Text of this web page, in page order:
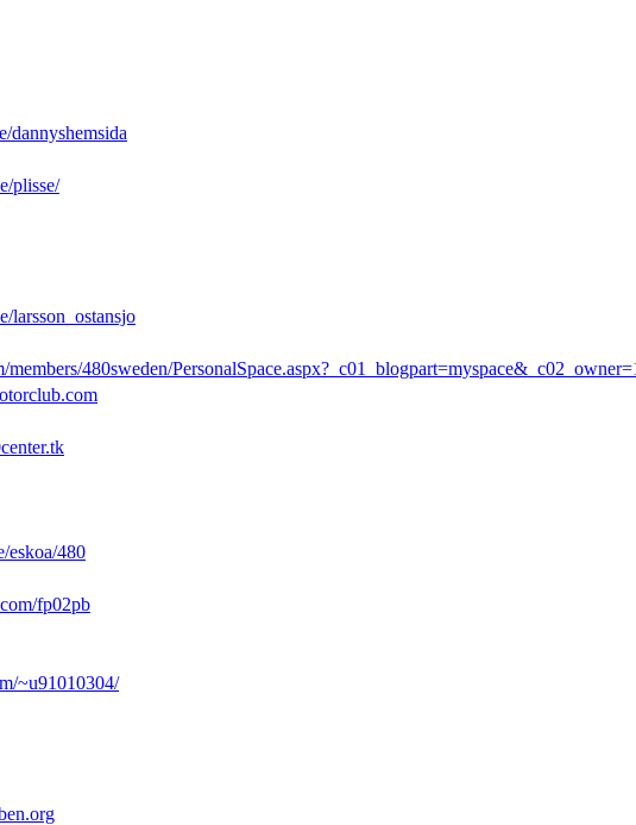
dannyshemsida
plisse/
larsson_ostansjo
members/480sweden/
eskoa/480
fp02pb
~u91010304/